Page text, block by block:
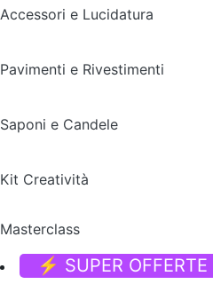
Accessori e Lucidatura
Pavimenti e Rivestimenti
Saponi e Candele
Kit Creatività
Masterclass
⚡ SUPER OFFERTE